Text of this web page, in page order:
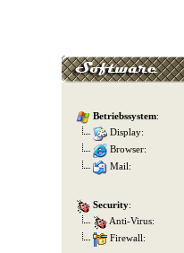
Betriebssystem:
Display:
Browser:
Mail:
Security:
Anti-Virus:
Firewall: